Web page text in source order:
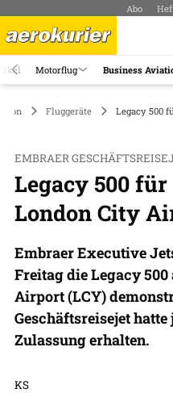
Abo
Motorflug Business
Fluggeräte Legacy 500
EMBRAER
Legacy 500
London City
Embraer Executive
Freitag die Legacy
Airport (LCY)
Geschäftsreisejet
Zulassung erhalten.
KS